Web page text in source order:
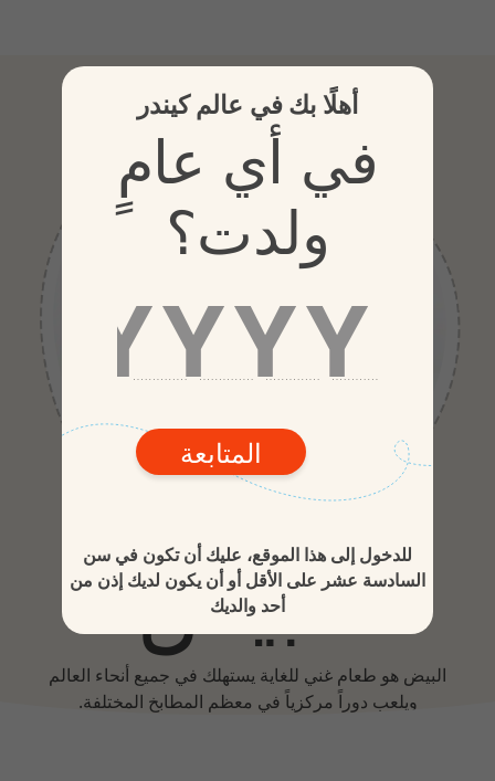
البيض
البيض هو طعام غني للغاية يستهلك في جميع أنحاء العالم
ويلعب دوراً مركزياً في معظم المطابخ المختلفة.
أهلًا بك في عالم كيندر
في أي عامٍ
ولدت؟
المتابعة
للدخول إلى هذا الموقع، عليك أن تكون في سن
السادسة عشر على الأقل أو أن يكون لديك إذن من
أحد والديك